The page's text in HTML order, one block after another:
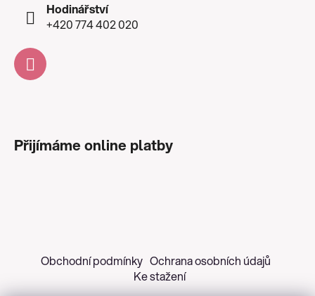
Hodinářství
+420 774 402 020
Přijímáme online platby
Obchodní podmínky Ochrana osobních údajů
Ke stažení